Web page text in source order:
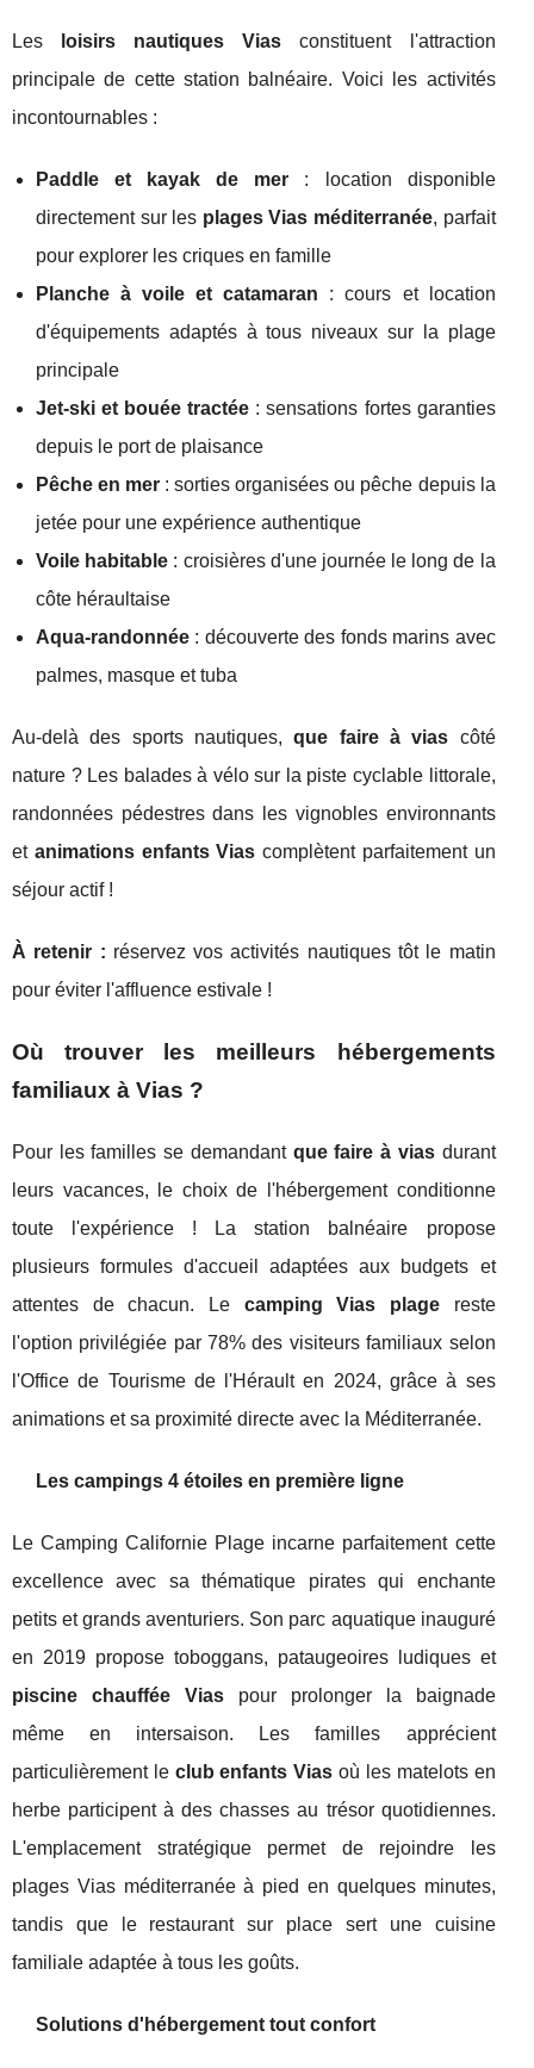
Les loisirs nautiques Vias constituent l'attraction
principale de cette station balnéaire. Voici les activités
incontournables :
Paddle et kayak de mer : location disponible
directement sur les plages Vias méditerranée, parfait
pour explorer les criques en famille
Planche à voile et catamaran : cours et location
d'équipements adaptés à tous niveaux sur la plage
principale
Jet-ski et bouée tractée : sensations fortes garanties
depuis le port de plaisance
Pêche en mer : sorties organisées ou pêche depuis la
jetée pour une expérience authentique
Voile habitable : croisières d'une journée le long de la
côte héraultaise
Aqua-randonnée : découverte des fonds marins avec
palmes, masque et tuba
Au-delà des sports nautiques,que faire à vias côté
nature ? Les balades à vélo sur la piste cyclable littorale,
randonnées pédestres dans les vignobles environnants
et animations enfants Vias complètent parfaitement un
séjour actif !
À retenir : réservez vos activités nautiques tôt le matin
pour éviter l'affluence estivale !
Où trouver les meilleurs hébergements
familiaux à Vias ?
Pour les familles se demandant que faire à viasdurant
leurs vacances, le choix de l'hébergement conditionne
toute l'expérience ! La station balnéaire propose
plusieurs formules d'accueil adaptées aux budgets et
attentes de chacun. Le camping Vias plagereste
l'option privilégiée par 78% des visiteurs familiaux selon
l'Office de Tourisme de l'Hérault en 2024, grâce à ses
animations et sa proximité directe avec la Méditerranée.
Les campings 4 étoiles en première ligne
Le Camping Californie Plage incarne parfaitement cette
excellence avec sa thématique pirates qui enchante
petits et grands aventuriers. Son parc aquatique inauguré
en 2019 propose toboggans, pataugeoires ludiques et
piscine chauffée Viaspour prolonger la baignade
même en intersaison. Les familles apprécient
particulièrement le club enfants Vias où les matelots en
herbe participent à des chasses au trésor quotidiennes.
L'emplacement stratégique permet de rejoindre les
plages Vias méditerranée à pied en quelques minutes,
tandis que le restaurant sur place sert une cuisine
familiale adaptée à tous les goûts.
Solutions d'hébergement tout confort